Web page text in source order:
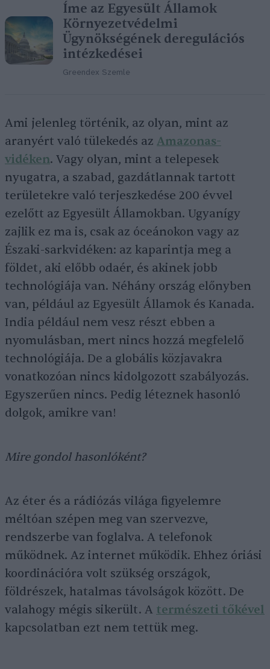
Íme az Egyesült Államok
Környezetvédelmi
Ügynökségének deregulációs
intézkedései
Greendex Szemle
Ami jelenleg történik, az olyan, mint az
aranyért való tülekedés az Amazonas-
vidéken. Vagy olyan, mint a telepesek
nyugatra, a szabad, gazdátlannak tartott
területekre való terjeszkedése 200 évvel
ezelőtt az Egyesült Államokban. Ugyanígy
zajlik ez ma is, csak az óceánokon vagy az
Északi-sarkvidéken: az kaparintja meg a
földet, aki előbb odaér, és akinek jobb
technológiája van. Néhány ország előnyben
van, például az Egyesült Államok és Kanada.
India például nem vesz részt ebben a
nyomulásban, mert nincs hozzá megfelelő
technológiája. De a globális közjavakra
vonatkozóan nincs kidolgozott szabályozás.
Egyszerűen nincs. Pedig léteznek hasonló
dolgok, amikre van!
Mire gondol hasonlóként?
Az éter és a rádiózás világa figyelemre
méltóan szépen meg van szervezve,
rendszerbe van foglalva. A telefonok
működnek. Az internet működik. Ehhez óriási
koordinációra volt szükség országok,
földrészek, hatalmas távolságok között. De
valahogy mégis sikerült. A természeti tőkével
kapcsolatban ezt nem tettük meg.